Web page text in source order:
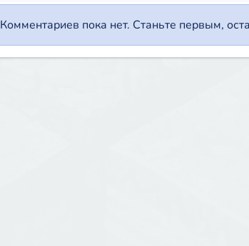
Комментариев пока нет. Станьте первым,